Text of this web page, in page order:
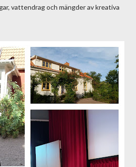
vattendrag och mängder av kreativa